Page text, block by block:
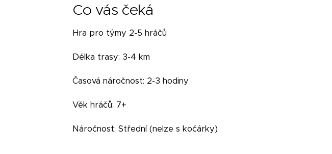
Co vás čeká
Hra pro týmy 2-5 hráčů
Délka trasy: 3-4 km
Časová náročnost: 2-3 hodiny
Věk hráčů: 7+
Náročnost: Střední (nelze s kočárky)